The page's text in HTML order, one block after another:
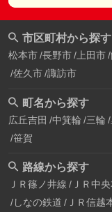
市区町村から探す
松本市 長野市 上田市
佐久市 諏訪市
町名から探す
広丘吉田 中箕輪 三輪
笹賀
路線から探す
ＪＲ篠ノ井線 ＪＲ中
しなの鉄道 ＪＲ信越